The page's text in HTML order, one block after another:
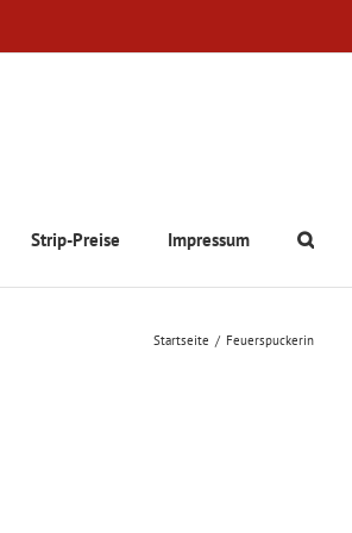
Strip-Preise Impressum
Startseite Feuerspuckerin